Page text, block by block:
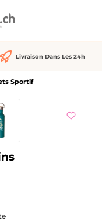
Livraison Dans Les 24h
Sportif